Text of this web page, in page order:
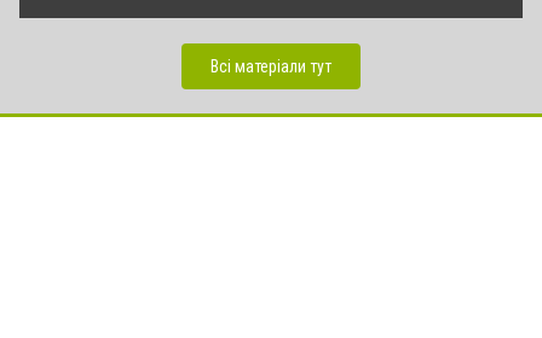
Всі матеріали тут